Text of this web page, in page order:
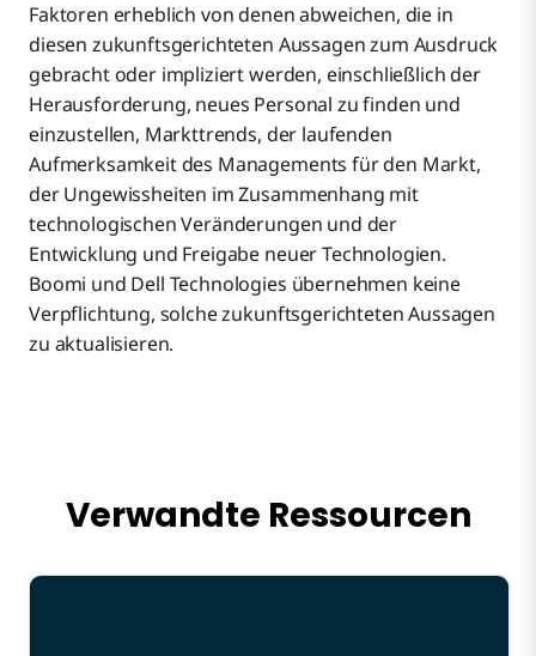
Faktoren erheblich von denen abweichen, die in
diesen zukunftsgerichteten Aussagen zum Ausdruck
gebracht oder impliziert werden, einschließlich der
Herausforderung, neues Personal zu finden und
einzustellen, Markttrends, der laufenden
Aufmerksamkeit des Managements für den Markt,
der Ungewissheiten im Zusammenhang mit
technologischen Veränderungen und der
Entwicklung und Freigabe neuer Technologien.
Boomi und Dell Technologies übernehmen keine
Verpflichtung, solche zukunftsgerichteten Aussagen
zu aktualisieren.
Verwandte Ressourcen